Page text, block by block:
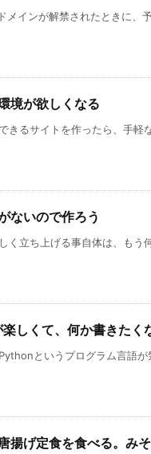
メインが解禁されたときに
境が欲しくなる
きるサイトを作ったら、手軽
ないので作ろう
く立ち上げる事自体は、も
しくて、何か書きたく
というプログラム言語
揚げ定食を食べる。み